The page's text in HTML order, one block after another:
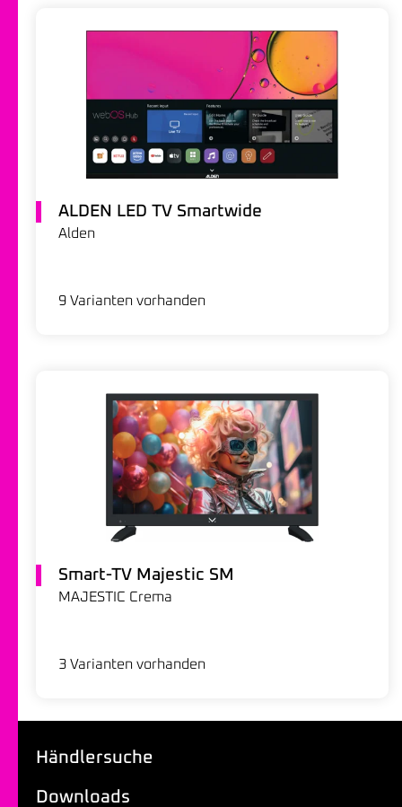
ALDEN LED TV Smartwide
Alden
9 Varianten vorhanden
Smart-TV Majestic SM
MAJESTIC Crema
3 Varianten vorhanden
Händlersuche
Downloads